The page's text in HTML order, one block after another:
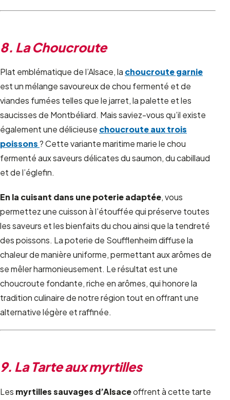
8. La Choucroute
Plat emblématique de l’Alsace, la choucroute garnie
est un mélange savoureux de chou fermenté et de
viandes fumées telles que le jarret, la palette et les
saucisses de Montbéliard. Mais saviez-vous qu’il existe
également une délicieuse choucroute aux trois
poissons? Cette variante maritime marie le chou
fermenté aux saveurs délicates du saumon, du cabillaud
et de l’églefin.
En la cuisant dans une poterie adaptée, vous
permettez une cuisson à l’étouffée qui préserve toutes
les saveurs et les bienfaits du chou ainsi que la tendreté
des poissons. La poterie de Soufflenheim diffuse la
chaleur de manière uniforme, permettant aux arômes de
se mêler harmonieusement. Le résultat est une
choucroute fondante, riche en arômes, qui honore la
tradition culinaire de notre région tout en offrant une
alternative légère et raffinée.
9. La Tarte aux myrtilles
Les myrtilles sauvages d’Alsaceoffrent à cette tarte